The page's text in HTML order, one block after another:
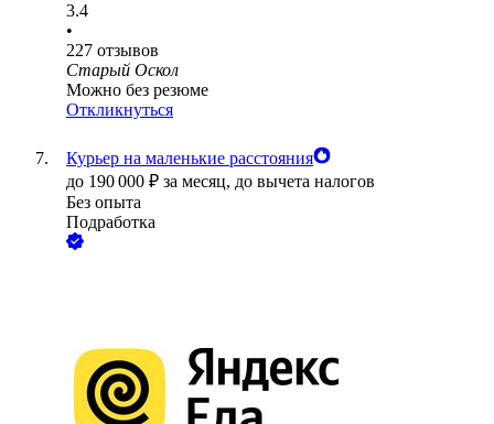
3.4
•
227 отзывов
Старый Оскол
Можно без резюме
Откликнуться
Курьер на маленькие расстояния
до 190 000 ₽ за месяц, до вычета налогов
Без опыта
Подработка